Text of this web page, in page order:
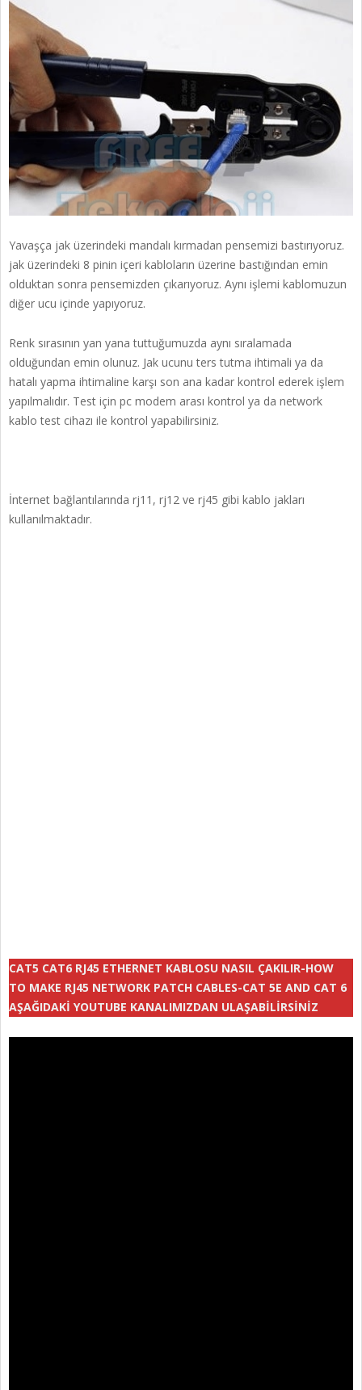
Yavaşça jak üzerindeki mandalı kırmadan pensemizi bastırıyoruz.
jak üzerindeki 8 pinin içeri kabloların üzerine bastığından emin
olduktan sonra pensemizden çıkarıyoruz. Aynı işlemi kablomuzun
diğer ucu içinde yapıyoruz.
Renk sırasının yan yana tuttuğumuzda aynı sıralamada
olduğundan emin olunuz. Jak ucunu ters tutma ihtimali ya da
hatalı yapma ihtimaline karşı son ana kadar kontrol ederek işlem
yapılmalıdır. Test için pc modem arası kontrol ya da network
kablo test cihazı ile kontrol yapabilirsiniz.
İnternet bağlantılarında rj11, rj12 ve rj45 gibi kablo jakları
kullanılmaktadır.
CAT5 CAT6 RJ45 ETHERNET KABLOSU NASIL ÇAKILIR-HOW
TO MAKE RJ45 NETWORK PATCH CABLES-CAT 5E AND CAT 6
AŞAĞIDAKİ YOUTUBE KANALIMIZDAN ULAŞABİLİRSİNİZ